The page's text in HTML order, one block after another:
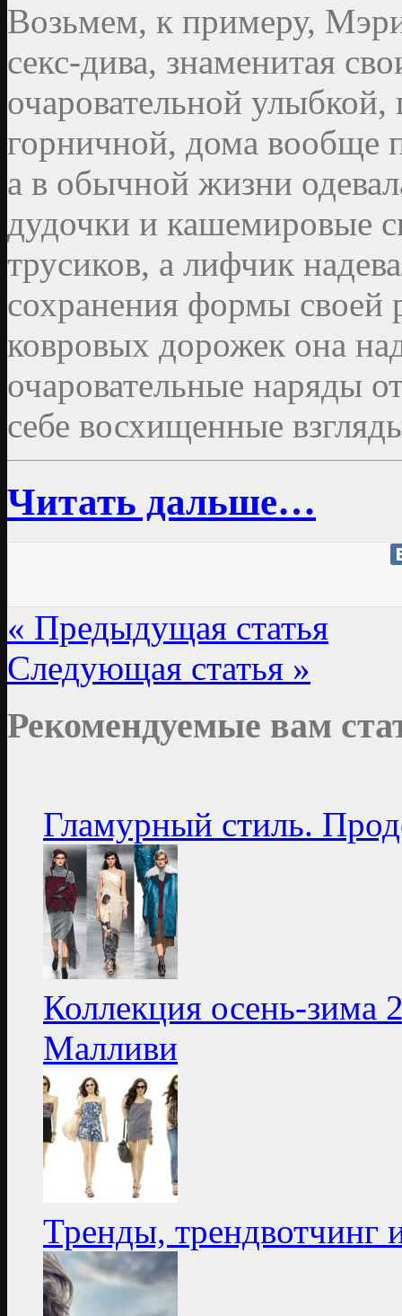
Возьмем, к примеру,
секс-дива, знаменитая
очаровательной
горничной, дома вообще
а в обычной жизни
дудочки и кашемировые
трусиков, а лифчик
сохранения формы
ковровых дорожек она
очаровательные наряды
себе восхищенные
Читать дальше…
« Предыдущая статья
Следующая статья »
Рекомендуемые вам
Гламурный стиль.
Коллекция осень-зима
Малливи
Тренды, трендвотчинг